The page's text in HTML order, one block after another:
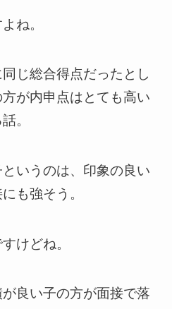
ね。
じ総合得点だったとし
が内申点はとても高い
。
いうのは、印象の良い
も強そう。
けどね。
良い子の方が面接で落